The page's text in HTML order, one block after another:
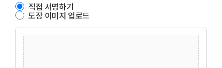
직접 서명하기
도장 이미지 업로드